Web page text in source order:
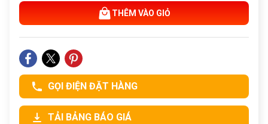
THÊM VÀO GIỎ
GỌI ĐIỆN ĐẶT HÀNG
TẢI BẢNG BÁO GIÁ